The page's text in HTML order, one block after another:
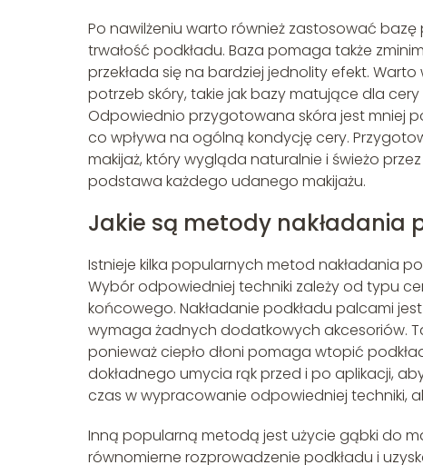
Po nawilżeniu warto również zastosować bazę
trwałość podkładu. Baza pomaga także
przekłada się na bardziej jednolity efekt.
potrzeb skóry, takie jak bazy matujące dla
Odpowiednio przygotowana skóra jest mniej
co wpływa na ogólną kondycję cery.
makijaż, który wygląda naturalnie i świeżo
podstawa każdego udanego makijażu.
Jakie są metody nakładania
Istnieje kilka popularnych metod nakładania
Wybór odpowiedniej techniki zależy od typu
końcowego. Nakładanie podkładu palcami
wymaga żadnych dodatkowych akcesoriów.
ponieważ ciepło dłoni pomaga wtopić
dokładnego umycia rąk przed i po aplikacji,
czas w wypracowanie odpowiedniej techniki,
Inną popularną metodą jest użycie gąbki do
równomierne rozprowadzenie podkładu i